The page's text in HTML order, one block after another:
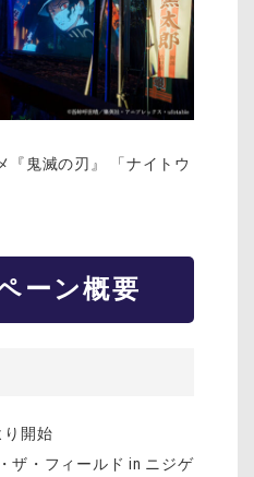
鬼滅の刃』 「ナイトウ
ーン概要
り開始
ザ・フィールド in ニジゲ